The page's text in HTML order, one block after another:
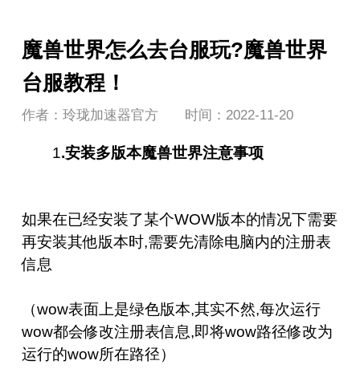
魔兽世界怎么去台服玩?魔兽世界
台服教程！
作者：玲珑加速器官方 时间：2022-11-20
1.安装多版本魔兽世界注意事项
如果在已经安装了某个WOW版本的情况下需要
再安装其他版本时,需要先清除电脑内的注册表
信息
（wow表面上是绿色版本,其实不然,每次运行
wow都会修改注册表信息,即将wow路径修改为
运行的wow所在路径）